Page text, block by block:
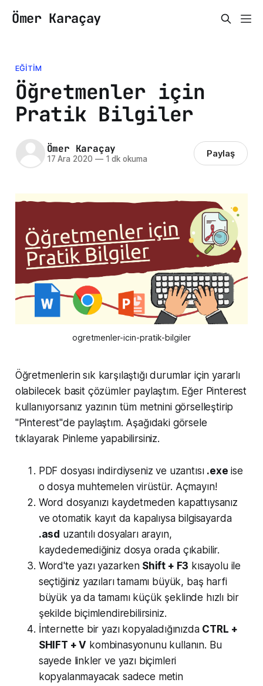
Ömer Karaçay
EĞITIM
Öğretmenler için
Pratik Bilgiler
Ömer Karaçay
17 Ara 2020 —1 dk okuma Paylaş
ogretmenler-icin-pratik-bilgiler
Öğretmenlerin sık karşılaştığı durumlar için yararlı
olabilecek basit çözümler paylaştım. Eğer Pinterest
kullanıyorsanız yazının tüm metnini görselleştirip
"Pinterest"de paylaştım. Aşağıdaki görsele
tıklayarak Pinleme yapabilirsiniz.
PDF dosyası indirdiyseniz ve uzantısı .exe ise
o dosya muhtemelen virüstür. Açmayın!
Word dosyanızı kaydetmeden kapattıysanız
ve otomatik kayıt da kapalıysa bilgisayarda
.asd uzantılı dosyaları arayın,
kaydedemediğiniz dosya orada çıkabilir.
Word'te yazı yazarken Shift + F3 kısayolu ile
seçtiğiniz yazıları tamamı büyük, baş harfi
büyük ya da tamamı küçük şeklinde hızlı bir
şekilde biçimlendirebilirsiniz.
İnternette bir yazı kopyaladığınızda CTRL +
SHIFT + V kombinasyonunu kullanın. Bu
sayede linkler ve yazı biçimleri
kopyalanmayacak sadece metin